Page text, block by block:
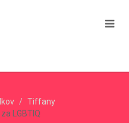
Tiffany
LGBTIQ